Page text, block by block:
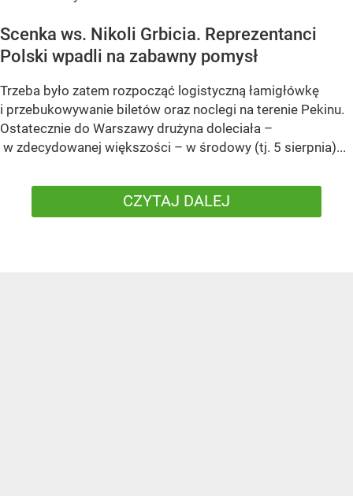
Scenka ws. Nikoli Grbicia. Reprezentanci
Polski wpadli na zabawny pomysł
Trzeba było zatem rozpocząć logistyczną łamigłówkę
i przebukowywanie biletów oraz noclegi na terenie Pekinu.
Ostatecznie do Warszawy drużyna doleciała –
w zdecydowanej większości – w środowy (tj. 5 sierpnia)...
CZYTAJ DALEJ